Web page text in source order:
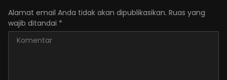
Alamat email Anda tidak akan dipublikasikan. Ruas yang
wajib ditandai *